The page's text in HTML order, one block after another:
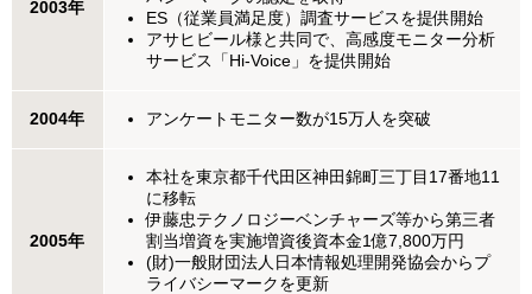
2003年
ES（従業員満足度）調査サービスを提供開始
アサヒビール様と共同で、高感度モニター分析
サービス「Hi-Voice」を提供開始
2004年 アンケートモニター数が15万人を突破
2005年
本社を東京都千代田区神田錦町三丁目17番地11
に移転
伊藤忠テクノロジーベンチャーズ等から第三者
割当増資を実施増資後資本金1億7,800万円
(財)一般財団法人日本情報処理開発協会からプ
ライバシーマークを更新